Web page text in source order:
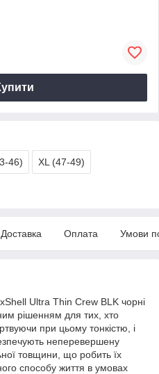
46) XL (47-49)
Доставка Оплата Умови
Ultra Thin Crew BLK чорні
рішенням для тих, хто
при цьому тонкістю, і
неперевершену
товщини, що робить їх
способу життя в умовах